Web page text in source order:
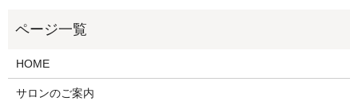
HOME
サロンのご案内